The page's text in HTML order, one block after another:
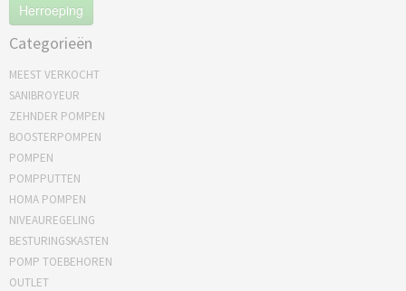
Herroeping
Categorieën
MEEST VERKOCHT
SANIBROYEUR
ZEHNDER POMPEN
BOOSTERPOMPEN
POMPEN
POMPPUTTEN
HOMA POMPEN
NIVEAUREGELING
BESTURINGSKASTEN
POMP TOEBEHOREN
OUTLET